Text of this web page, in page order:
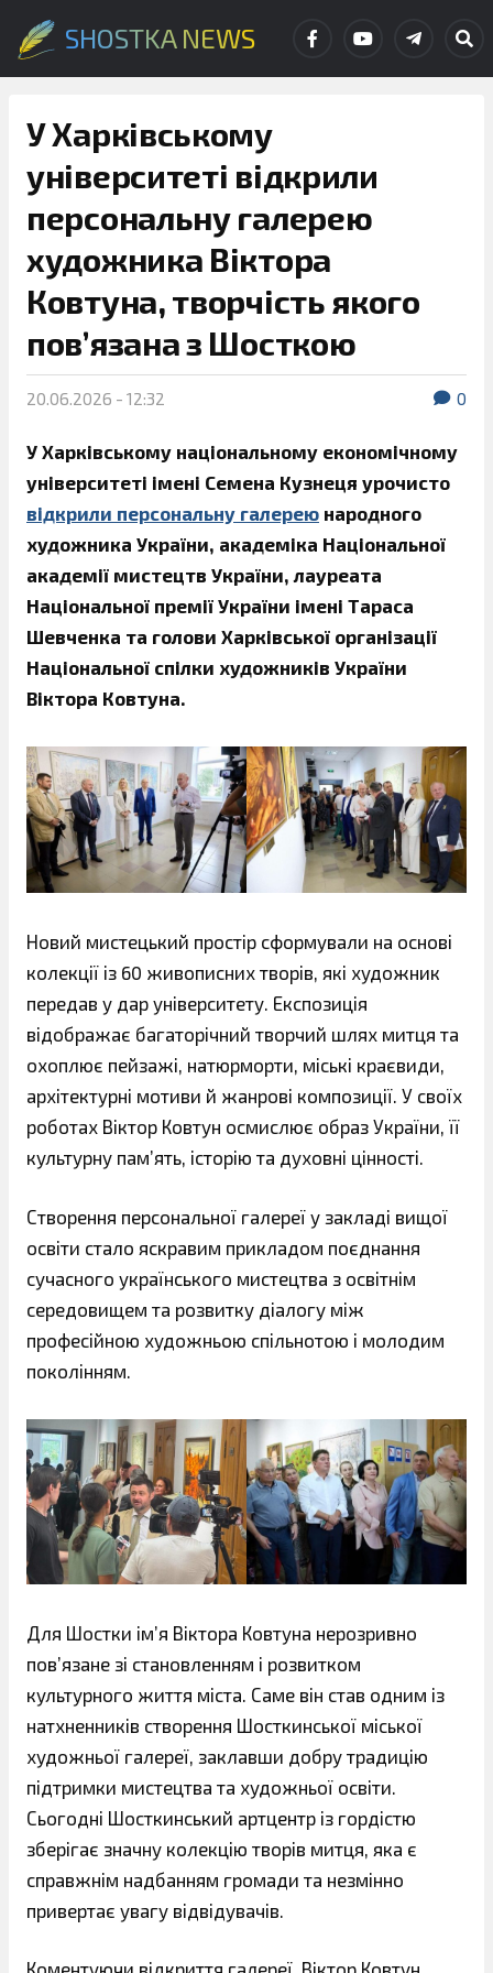
SHOSTKA NEWS
У Харківському
університеті відкрили
персональну галерею
художника Віктора
Ковтуна, творчість якого
пов’язана з Шосткою
20.06.2026 - 12:32 0
У Харківському національному економічному
університеті імені Семена Кузнеця урочисто
відкрили персональну галерею народного
художника України, академіка Національної
академії мистецтв України, лауреата
Національної премії України імені Тараса
Шевченка та голови Харківської організації
Національної спілки художників України
Віктора Ковтуна.
Новий мистецький простір сформували на основі
колекції із 60 живописних творів, які художник
передав у дар університету. Експозиція
відображає багаторічний творчий шлях митця та
охоплює пейзажі, натюрморти, міські краєвиди,
архітектурні мотиви й жанрові композиції. У своїх
роботах Віктор Ковтун осмислює образ України, її
культурну пам’ять, історію та духовні цінності.
Створення персональної галереї у закладі вищої
освіти стало яскравим прикладом поєднання
сучасного українського мистецтва з освітнім
середовищем та розвитку діалогу між
професійною художньою спільнотою і молодим
поколінням.
Для Шостки ім’я Віктора Ковтуна нерозривно
пов’язане зі становленням і розвитком
культурного життя міста. Саме він став одним із
натхненників створення Шосткинської міської
художньої галереї, заклавши добру традицію
підтримки мистецтва та художньої освіти.
Сьогодні Шосткинський артцентр із гордістю
зберігає значну колекцію творів митця, яка є
справжнім надбанням громади та незмінно
привертає увагу відвідувачів.